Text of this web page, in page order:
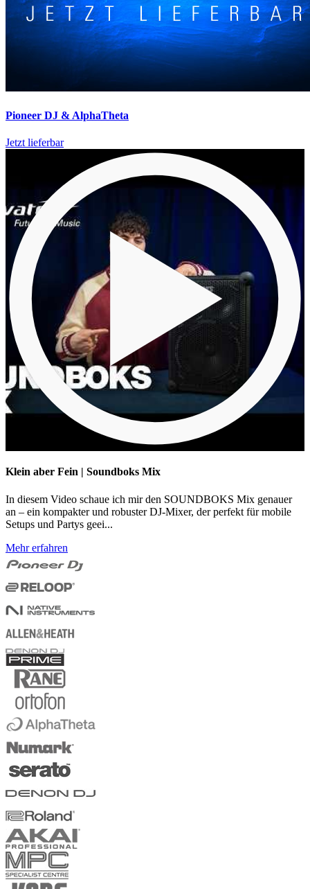
Pioneer DJ & AlphaTheta
Jetzt lieferbar
Klein aber Fein | Soundboks Mix
In diesem Video schaue ich mir den SOUNDBOKS Mix genauer
an – ein kompakter und robuster DJ-Mixer, der perfekt für mobile
Setups und Partys geei...
Mehr erfahren